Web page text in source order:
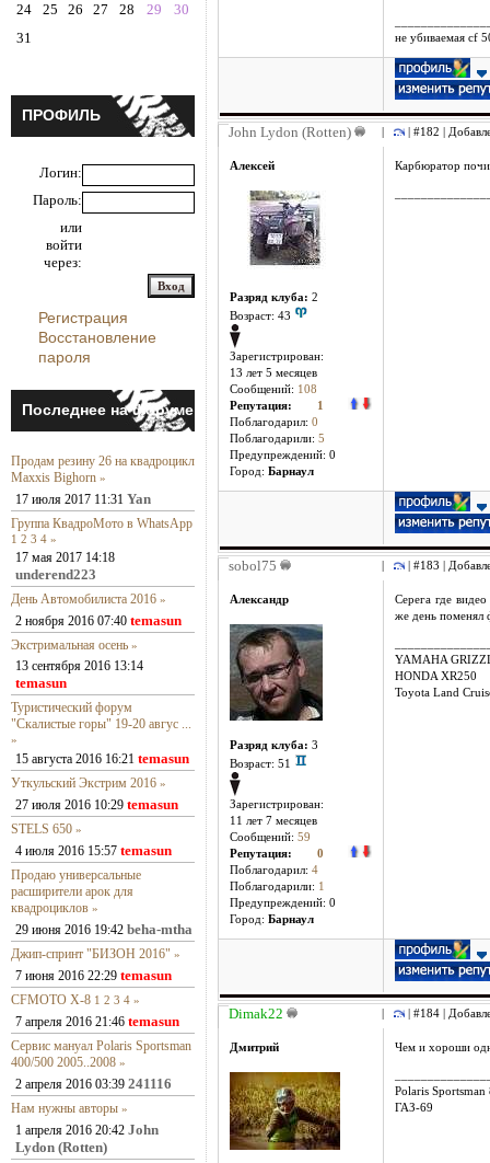
24
25 26 27 28 29
30
31
ПРОФИЛЬ
Логин:
Пароль:
или
войти
через:
Регистрация
Восстановление
пароля
Последнее на форуме
Продам резину 26 на квадроцикл
Maxxis Bighorn »
17 июля 2017 11:31 Yan
Группа КвадроМото в WhatsApp
1 2 3 4 »
17 мая 2017 14:18
underend223
День Автомобилиста 2016 »
2 ноября 2016 07:40 temasun
Экстримальная осень »
13 сентября 2016 13:14
temasun
Туристический форум
"Скалистые горы" 19-20 авгус ...
»
15 августа 2016 16:21 temasun
Уткульский Экстрим 2016 »
27 июля 2016 10:29 temasun
STELS 650 »
4 июля 2016 15:57 temasun
Продаю универсальные
расширители арок для
квадроциклов »
29 июня 2016 19:42 beha-mtha
Джип-спринт "БИЗОН 2016" »
7 июня 2016 22:29 temasun
CFMOTO X-8 1 2 3 4 »
7 апреля 2016 21:46 temasun
Сервис мануал Polaris Sportsman
400/500 2005..2008 »
2 апреля 2016 03:39 241116
Нам нужны авторы »
1 апреля 2016 20:42 John
Lydon (Rotten)
не убиваемая cf
John Lydon (Rotten) | #182 |
Алексей
Разряд клуба: 2
Возраст: 43
Зарегистрирован:
13 лет 5 месяцев
Сообщений: 108
Репутация:
1
Поблагодарил: 0
Поблагодарили: 5
Предупреждений: 0
Город: Барнаул
Карбюратор
sobol75 | #183 |
Александр
Разряд клуба: 3
Возраст: 51
Зарегистрирован:
11 лет 7 месяцев
Сообщений: 59
Репутация: 0
Поблагодарил: 4
Поблагодарили: 1
Предупреждений: 0
Город: Барнаул
Серега где
же день поменял
YAMAHA
HONDA XR250
Toyota Land
Dimak22 | #184 |
Дмитрий Чем и хороши
Polaris Sportsman
ГАЗ-69